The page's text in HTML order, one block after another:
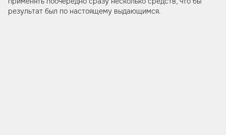
результат был по настоящему выдающимся.